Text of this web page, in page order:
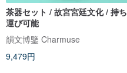
茶器セット / 故宮宮廷文化 / 持ち
運び可能
韻文博鑒 Charmuse
9,479円